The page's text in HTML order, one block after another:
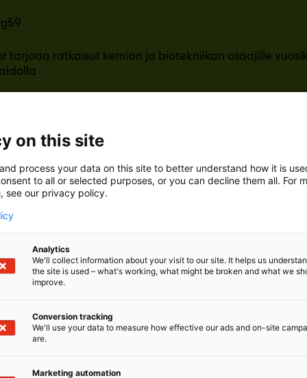
tarjoaa ratkaisut kemian ja biotekniikan osaajille
löytyvät tuotteet ja osaaminen
varmistamiseen. Valikoimassamme ovat muun
suojakaapit
on this site
process your data on this site to better understand how it is
to all or selected purposes, or you can decline them all. For
see our privacy policy.
Analytics
We'll collect information about your visit to our site. It helps us
the site is used – what's working, what might be broken and what we
improve.
Conversion tracking
We'll use your data to measure how effective our ads and on-site
are.
Marketing automation